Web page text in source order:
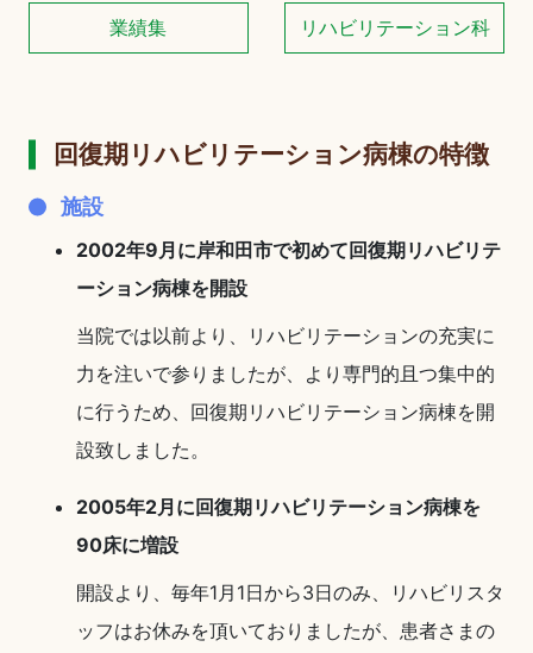
業績集 リハビリテーション科
回復期リハビリテーション病棟の特徴
施設
2002年9月に岸和田市で初めて回復期リハビリテ
ーション病棟を開設
当院では以前より、リハビリテーションの充実に
力を注いで参りましたが、より専門的且つ集中的
に行うため、回復期リハビリテーション病棟を開
設致しました。
2005年2月に回復期リハビリテーション病棟を
90床に増設
開設より、毎年1月1日から3日のみ、リハビリスタ
ッフはお休みを頂いておりましたが、患者さまの